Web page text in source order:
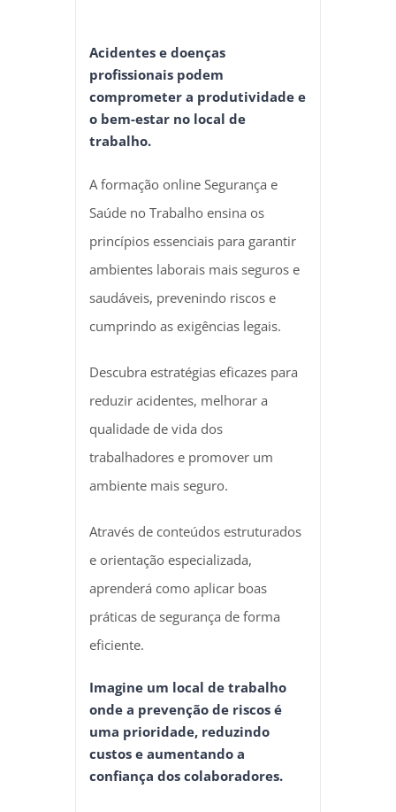
Acidentes e doenças
profissionais podem
comprometer a produtividade e
o bem-estar no local de
trabalho.
A formação online Segurança e
Saúde no Trabalho ensina os
princípios essenciais para garantir
ambientes laborais mais seguros e
saudáveis, prevenindo riscos e
cumprindo as exigências legais.
Descubra estratégias eficazes para
reduzir acidentes, melhorar a
qualidade de vida dos
trabalhadores e promover um
ambiente mais seguro.
Através de conteúdos estruturados
e orientação especializada,
aprenderá como aplicar boas
práticas de segurança de forma
eficiente.
Imagine um local de trabalho
onde a prevenção de riscos é
uma prioridade, reduzindo
custos e aumentando a
confiança dos colaboradores.